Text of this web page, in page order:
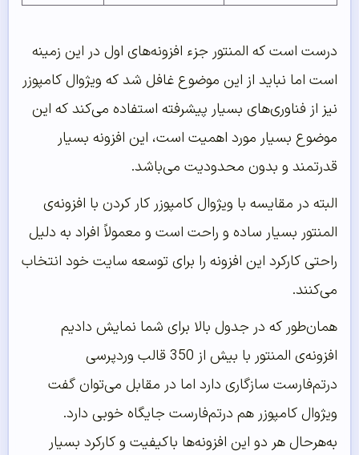
درست است که المنتور جزء افزونه‌های اول در این زمینه
است اما نباید از این موضوع غافل شد که ویژوال کامپوزر
نیز از فناوری‌های بسیار پیشرفته استفاده می‌کند که این
موضوع بسیار مورد اهمیت است، این افزونه بسیار
قدرتمند و بدون محدودیت می‌باشد.
البته در مقایسه با ویژوال کامپوزر کار کردن با افزونه‌ی
المنتور بسیار ساده و راحت است و معمولاً افراد به دلیل
راحتی کارکرد این افزونه را برای توسعه سایت خود انتخاب
می‌کنند.
همان‌طور که در جدول بالا برای شما نمایش دادیم
افزونه‌ی المنتور با بیش از 350 قالب وردپرسی
درتم‌فارست سازگاری دارد اما در مقابل می‌توان گفت
ویژوال کامپوزر هم درتم‌فارست جایگاه خوبی دارد.
به‌هرحال هر دو این افزونه‌ها باکیفیت و کارکرد بسیار